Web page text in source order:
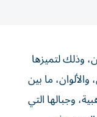
ما بين
وجبالها التي
دفع